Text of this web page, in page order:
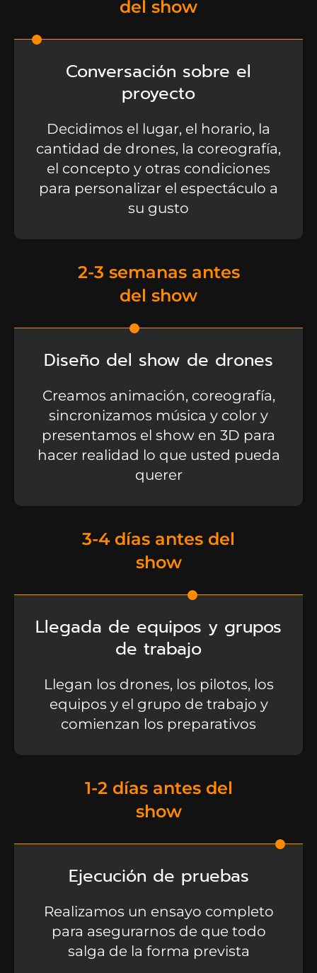
del show
Conversación sobre el
proyecto
Decidimos el lugar, el horario, la
cantidad de drones, la coreografía,
el concepto y otras condiciones
para personalizar el espectáculo a
su gusto
2-3 semanas antes
del show
Diseño del show de drones
Creamos animación, coreografía,
sincronizamos música y color y
presentamos el show en 3D para
hacer realidad lo que usted pueda
querer
3-4 días antes del
show
Llegada de equipos y grupos
de trabajo
Llegan los drones, los pilotos, los
equipos y el grupo de trabajo y
comienzan los preparativos
1-2 días antes del
show
Ejecución de pruebas
Realizamos un ensayo completo
para asegurarnos de que todo
salga de la forma prevista